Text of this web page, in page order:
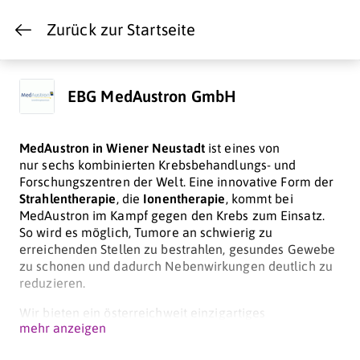
Zurück zur Startseite
EBG MedAustron GmbH
MedAustron in Wiener Neustadtist eines von
nur sechs kombinierten Krebsbehandlungs- und
Forschungszentren der Welt. Eine innovative Form der
Strahlentherapie, die Ionentherapie, kommt bei
MedAustron im Kampf gegen den Krebs zum Einsatz.
So wird es möglich, Tumore an schwierig zu
erreichenden Stellen zu bestrahlen, gesundes Gewebe
zu schonen und dadurch Nebenwirkungen deutlich zu
reduzieren.
Wir bieten ein österreichweit einzigartiges
Arbeitsumfeld, aufgebaut um jenen
mehr anzeigen